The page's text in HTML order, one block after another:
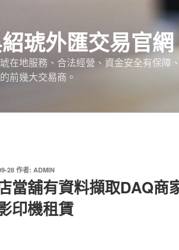
琥外匯交易官網
在地服務、合法經營、資金安全有保障
前幾大交易商。
28作者: ADMIN
當舖有資料擷取DAQ商
印機租賃